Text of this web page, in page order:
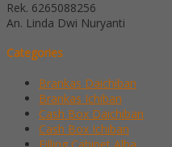
Rek. 6265088256
An. Linda Dwi Nuryanti
Categories
Brankas Daichiban
Brankas Ichiban
Cash Box Daichiban
Cash Box Ichiban